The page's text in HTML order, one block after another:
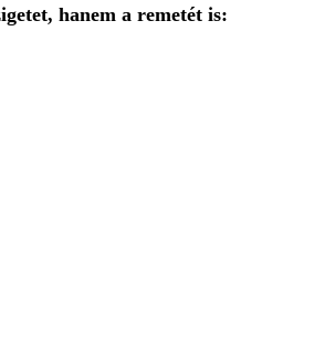
hanem a remetét is: